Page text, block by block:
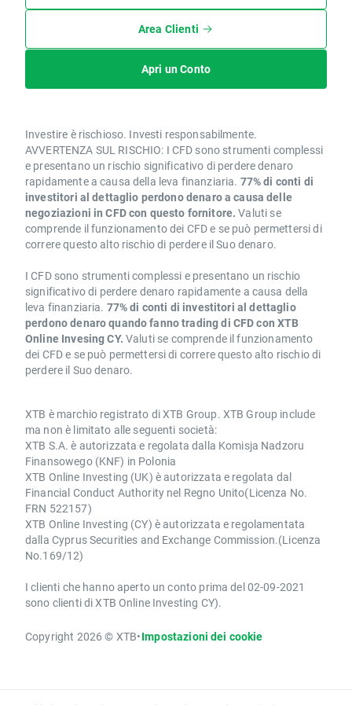
Area Clienti
Apri un Conto
Investire è rischioso. Investi responsabilmente.
AVVERTENZA SUL RISCHIO: I CFD sono strumenti complessi
e presentano un rischio significativo di perdere denaro
rapidamente a causa della leva finanziaria. 77% di conti di
investitori al dettaglio perdono denaro a causa delle
negoziazioni in CFD con questo fornitore. Valuti se
comprende il funzionamento dei CFD e se può permettersi di
correre questo alto rischio di perdere il Suo denaro.
I CFD sono strumenti complessi e presentano un rischio
significativo di perdere denaro rapidamente a causa della
leva finanziaria. 77% di conti di investitori al dettaglio
perdono denaro quando fanno trading di CFD con XTB
Online Invesing CY. Valuti se comprende il funzionamento
dei CFD e se può permettersi di correre questo alto rischio di
perdere il Suo denaro.
XTB è marchio registrato di XTB Group. XTB Group include
ma non è limitato alle seguenti società:
XTB S.A. è autorizzata e regolata dalla Komisja Nadzoru
Finansowego (KNF) in Polonia
XTB Online Investing (UK) è autorizzata e regolata dal
Financial Conduct Authority nel Regno Unito(Licenza No.
FRN 522157)
XTB Online Investing (CY) è autorizzata e regolamentata
dalla Cyprus Securities and Exchange Commission.(Licenza
No.169/12)
I clienti che hanno aperto un conto prima del 02-09-2021
sono clienti di XTB Online Investing CY).
Copyright 2026 © XTB•Impostazioni dei cookie